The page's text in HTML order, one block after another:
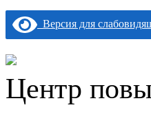
Версия для
Центр